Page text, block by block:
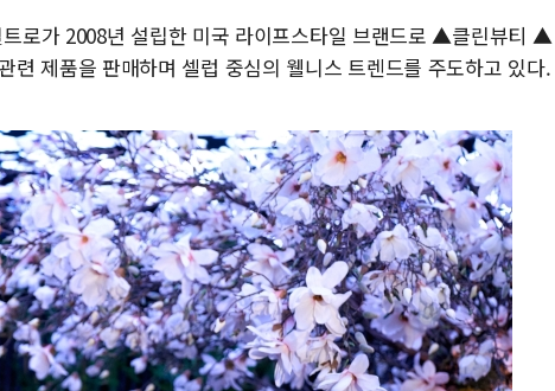
로가 2008년 설립한 미국 라이프스타일 브랜드로 ▲클린뷰티 ▲
제품을 판매하며 셀럽 중심의 웰니스 트렌드를 주도하고 있다.